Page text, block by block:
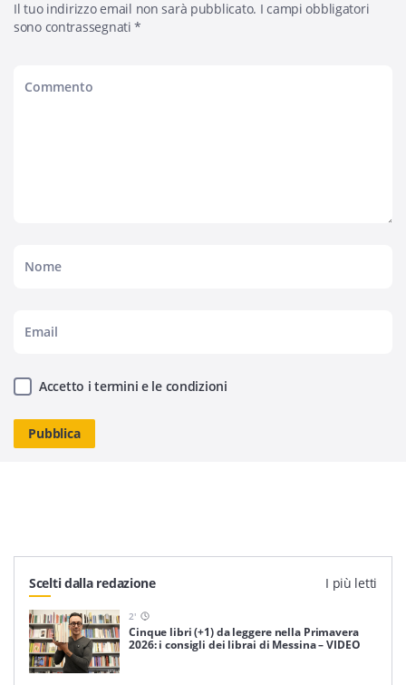
Il tuo indirizzo email non sarà pubblicato. I campi obbligatori
sono contrassegnati*
Accetto i termini e le condizioni
Scelti dalla redazione I più letti
2'
Cinque libri (+1) da leggere nella Primavera
2026: i consigli dei librai di Messina – VIDEO